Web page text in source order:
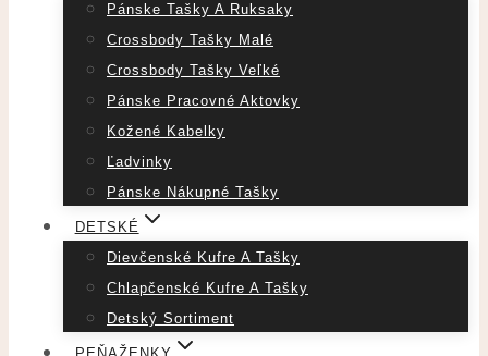
Pánske Tašky A Ruksaky
Crossbody Tašky Malé
Crossbody Tašky Veľké
Pánske Pracovné Aktovky
Kožené Kabelky
Ľadvinky
Pánske Nákupné Tašky
DETSKÉ
Dievčenské Kufre A Tašky
Chlapčenské Kufre A Tašky
Detský Sortiment